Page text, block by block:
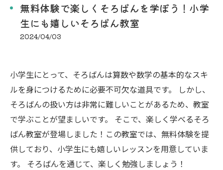
無料体験で楽しくそろばんを学ぼう！小学
生にも嬉しいそろばん教室
2024/04/03
小学生にとって、そろばんは算数や数学の基本的なスキ
ルを身につけるために必要不可欠な道具です。 しかし、
そろばんの扱い方は非常に難しいことがあるため、教室
で学ぶことが望ましいです。 そこで、楽しく学べるそろ
ばん教室が登場しました！この教室では、無料体験を提
供しており、小学生にも嬉しいレッスンを用意していま
す。 そろばんを通じて、楽しく勉強しましょう！